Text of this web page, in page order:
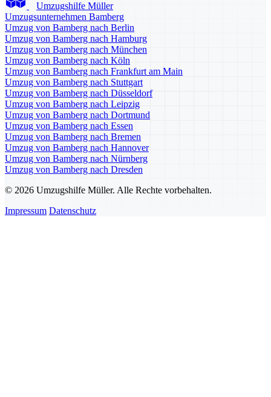
Umzugshilfe Müller
Umzugsunternehmen Bamberg
Umzug von Bamberg nach Berlin
Umzug von Bamberg nach Hamburg
Umzug von Bamberg nach München
Umzug von Bamberg nach Köln
Umzug von Bamberg nach Frankfurt am Main
Umzug von Bamberg nach Stuttgart
Umzug von Bamberg nach Düsseldorf
Umzug von Bamberg nach Leipzig
Umzug von Bamberg nach Dortmund
Umzug von Bamberg nach Essen
Umzug von Bamberg nach Bremen
Umzug von Bamberg nach Hannover
Umzug von Bamberg nach Nürnberg
Umzug von Bamberg nach Dresden
© 2026 Umzugshilfe Müller. Alle Rechte vorbehalten.
Impressum Datenschutz